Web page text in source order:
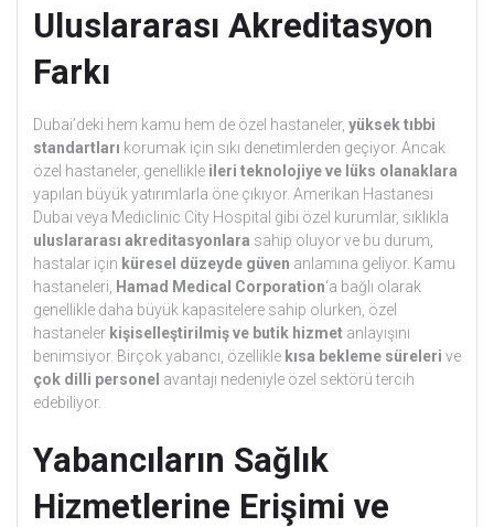
Uluslararası Akreditasyon
Farkı
Dubai’deki hem kamu hem de özel hastaneler, yüksek tıbbi
standartları korumak için sıkı denetimlerden geçiyor. Ancak
özel hastaneler, genellikle ileri teknolojiye ve lüks olanaklara
yapılan büyük yatırımlarla öne çıkıyor. Amerikan Hastanesi
Dubai veya Mediclinic City Hospital gibi özel kurumlar, sıklıkla
uluslararası akreditasyonlara sahip oluyor ve bu durum,
hastalar için küresel düzeyde güven anlamına geliyor. Kamu
hastaneleri, Hamad Medical Corporation‘a bağlı olarak
genellikle daha büyük kapasitelere sahip olurken, özel
hastaneler kişiselleştirilmiş ve butik hizmet anlayışını
benimsiyor. Birçok yabancı, özellikle kısa bekleme süreleri ve
çok dilli personel avantajı nedeniyle özel sektörü tercih
edebiliyor.
Yabancıların Sağlık
Hizmetlerine Erişimi ve